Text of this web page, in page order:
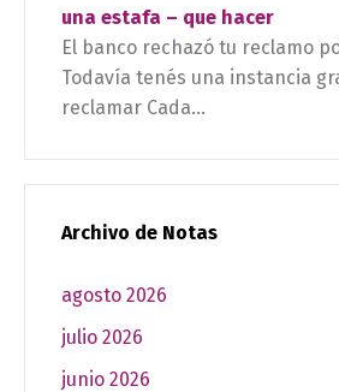
una estafa – que hacer
El banco rechazó tu reclamo
Todavía tenés una instancia
reclamar Cada...
Archivo de Notas
agosto 2026
julio 2026
junio 2026